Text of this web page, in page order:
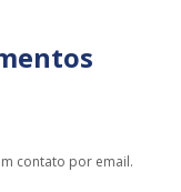
contato por email.